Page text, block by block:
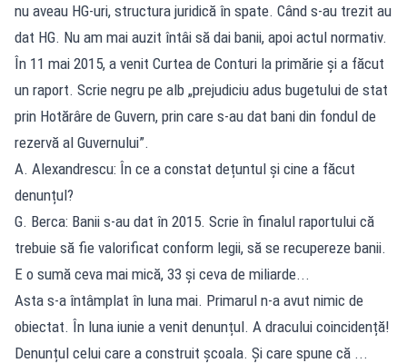
nu aveau HG-uri, structura juridică în spate. Când s-au trezit au
dat HG. Nu am mai auzit întâi să dai banii, apoi actul normativ.
În 11 mai 2015, a venit Curtea de Conturi la primărie și a făcut
un raport. Scrie negru pe alb „prejudiciu adus bugetului de stat
prin Hotărâre de Guvern, prin care s-au dat bani din fondul de
rezervă al Guvernului”.
A. Alexandrescu: În ce a constat dețuntul și cine a făcut
denunțul?
G. Berca: Banii s-au dat în 2015. Scrie în finalul raportului că
trebuie să fie valorificat conform legii, să se recupereze banii.
E o sumă ceva mai mică, 33 și ceva de miliarde...
Asta s-a întâmplat în luna mai. Primarul n-a avut nimic de
obiectat. În luna iunie a venit denunțul. A dracului coincidență!
Denunțul celui care a construit școala. Și care spune că ...